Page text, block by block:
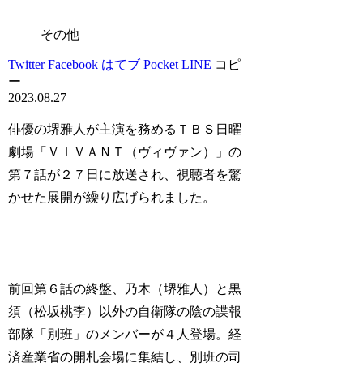
その他
Twitter Facebook はてブ Pocket LINE コピ
ー
2023.08.27
俳優の堺雅人が主演を務めるＴＢＳ日曜
劇場「ＶＩＶＡＮＴ（ヴィヴァン）」の
第７話が２７日に放送され、視聴者を驚
かせた展開が繰り広げられました。
前回第６話の終盤、乃木（堺雅人）と黒
須（松坂桃李）以外の自衛隊の陰の諜報
部隊「別班」のメンバーが４人登場。経
済産業省の開札会場に集結し、別班の司